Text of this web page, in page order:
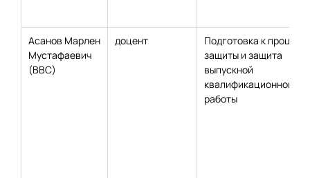
Асанов Марлен
Мустафаевич
(ВВС)
доцент
Подготовка к
защиты и защита
выпускной
квалификационной
работы